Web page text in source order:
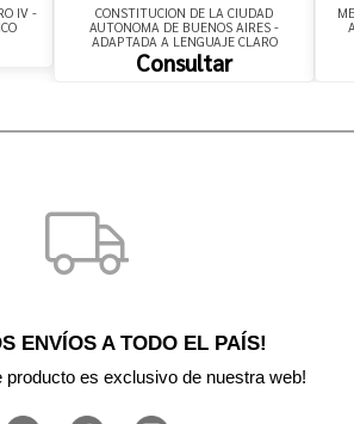
IV -
CONSTITUCION DE LA CIUDAD
AUTONOMA DE BUENOS AIRES -
ADAPTADA A LENGUAJE CLARO
Consultar
ENVÍOS A TODO EL PAÍS!
producto es exclusivo de nuestra web!